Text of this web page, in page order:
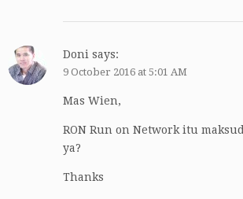
Doni says:
9 October 2016 at 5:01 AM
Mas Wien,
RON Run on Network itu
ya?
Thanks